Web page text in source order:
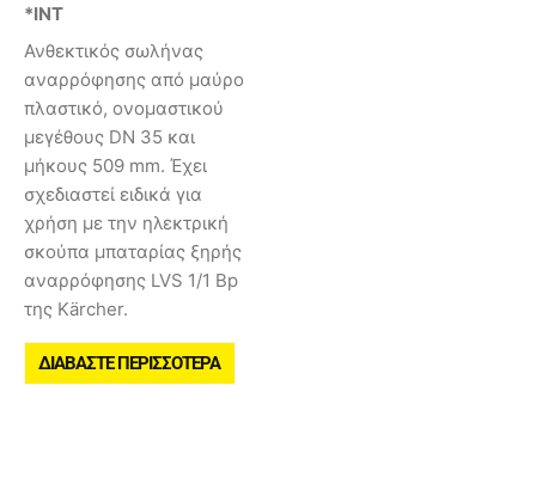
*INT
Ανθεκτικός σωλήνας
αναρρόφησης από μαύρο
πλαστικό, ονομαστικού
μεγέθους DN 35 και
μήκους 509 mm. Έχει
σχεδιαστεί ειδικά για
χρήση με την ηλεκτρική
σκούπα μπαταρίας ξηρής
αναρρόφησης LVS 1/1 Bp
της Kärcher.
ΔΙΑΒΆΣΤΕ ΠΕΡΙΣΣΌΤΕΡΑ